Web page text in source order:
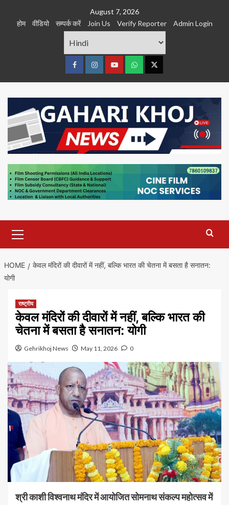
August 7, 2026
होम
वीडियो सम्पर्क करें Join Us Verify Reporter Admin Login
FacebookInstagramyoutubeWhatsTwitter
Menu
HOME
केवल मंदिरों की दीवारों में नहीं, बल्कि भारत की चेतना में बसता है सनातन:
योगी
राष्ट्रीय
केवल मंदिरों की दीवारों में नहीं, बल्कि भारत की
चेतना में बसता है सनातन: योगी
Gehrikhoj News May 11, 2026 0
श्री काशी विश्वनाथ मंदिर में आयोजित सोमनाथ संकल्प महोत्सव में